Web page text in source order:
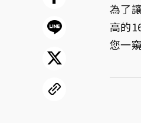
為了
高的
您一